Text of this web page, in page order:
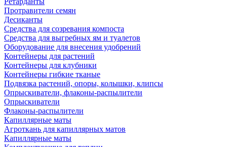
Протравители семян
Десиканты
Средства для созревания компоста
Средства для выгребных ям и туалетов
Оборудование для внесения удобрений
Контейнеры для растений
Контейнеры для клубники
Контейнеры гибкие тканые
Подвязка растений, опоры, колышки, клипсы
Опрыскиватели, флаконы-распылители
Опрыскиватели
Флаконы-распылители
Капиллярные маты
Агроткань для капиллярных матов
Капиллярные маты